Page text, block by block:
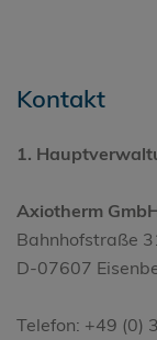
Kontakt
1.
Axiotherm
Bahnhofstraße
D-07607
Telefon: +49 (0)